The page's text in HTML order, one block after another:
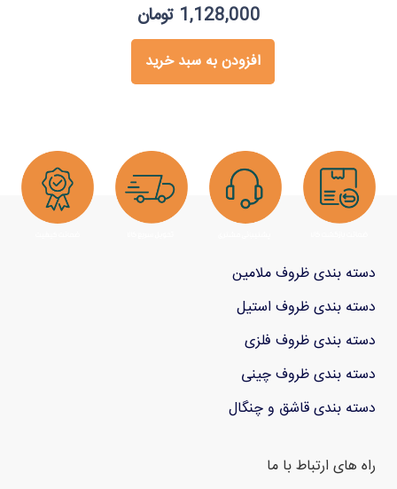
1,128,000 تومان
افزودن به سبد خرید
دسته بندی ظروف ملامین
دسته بندی ظروف استیل
دسته بندی ظروف فلزی
دسته بندی ظروف چینی
دسته بندی قاشق و چنگال
راه های ارتباط با ما